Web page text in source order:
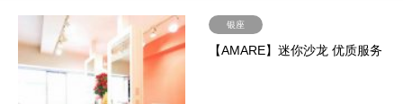
银座
【AMARE】迷你沙龙 优质服务